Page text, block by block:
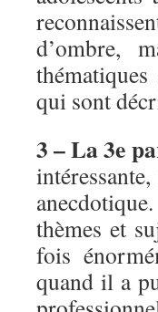
d’ombre,
qui sont
3 – La 3e
thèmes et
fois
quand il a